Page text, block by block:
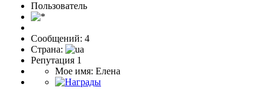
Пользователь
Сообщений: 4
Страна:
Репутация 1
Мое имя: Елена